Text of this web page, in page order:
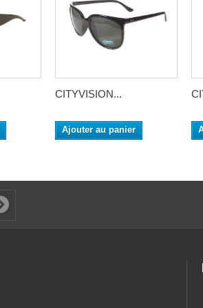
CITYVISION...
Ajouter au panier